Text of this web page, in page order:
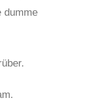
dumme